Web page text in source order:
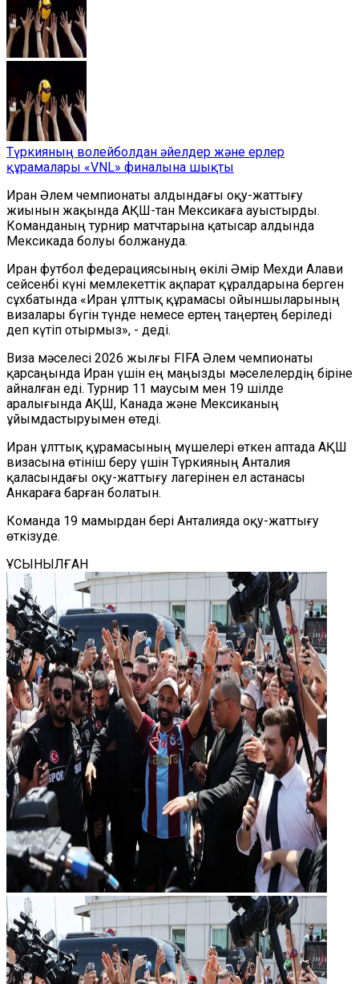
Түркияның волейболдан әйелдер және ерлер
құрамалары «VNL» финалына шықты
Иран Әлем чемпионаты алдындағы оқу-жаттығу
жиынын жақында АҚШ-тан Мексикаға ауыстырды.
Команданың турнир матчтарына қатысар алдында
Мексикада болуы болжануда.
Иран футбол федерациясының өкілі Әмір Мехди Алави
сейсенбі күні мемлекеттік ақпарат құралдарына берген
сұхбатында «Иран ұлттық құрамасы ойыншыларының
визалары бүгін түнде немесе ертең таңертең беріледі
деп күтіп отырмыз», - деді.
Виза мәселесі 2026 жылғы FIFA Әлем чемпионаты
қарсаңында Иран үшін ең маңызды мәселелердің біріне
айналған еді. Турнир 11 маусым мен 19 шілде
аралығында АҚШ, Канада және Мексиканың
ұйымдастыруымен өтеді.
Иран ұлттық құрамасының мүшелері өткен аптада АҚШ
визасына өтініш беру үшін Түркияның Анталия
қаласындағы оқу-жаттығу лагерінен ел астанасы
Анкараға барған болатын.
Команда 19 мамырдан бері Анталияда оқу-жаттығу
өткізуде.
ҰСЫНЫЛҒАН